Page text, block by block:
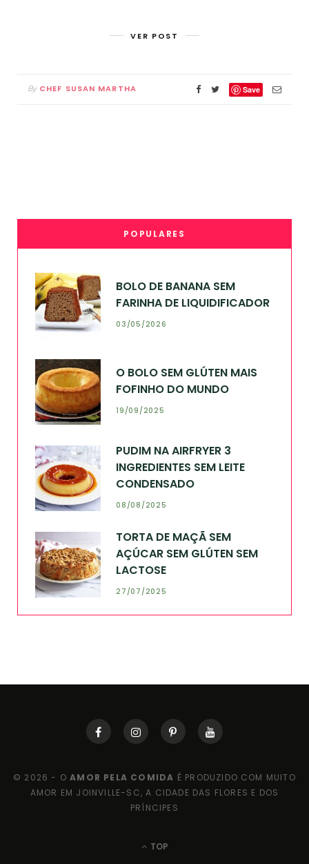
VER POST
By CHEF SUSAN MARTHA Save
POPULARES
BOLO DE BANANA SEM
FARINHA DE LIQUIDIFICADOR
03/05/2026
O BOLO SEM GLÚTEN MAIS
FOFINHO DO MUNDO
19/09/2025
PUDIM NA AIRFRYER 3
INGREDIENTES SEM LEITE
CONDENSADO
08/08/2025
TORTA DE MAÇÃ SEM
AÇÚCAR SEM GLÚTEN SEM
LACTOSE
27/07/2025
© 2026 - OAMOR PELA COMIDA É PRODUZIDO COM MUITO
AMOR EM JOINVILLE-SC, A CIDADE DAS FLORES E DOS
PRÍNCIPES
TOP